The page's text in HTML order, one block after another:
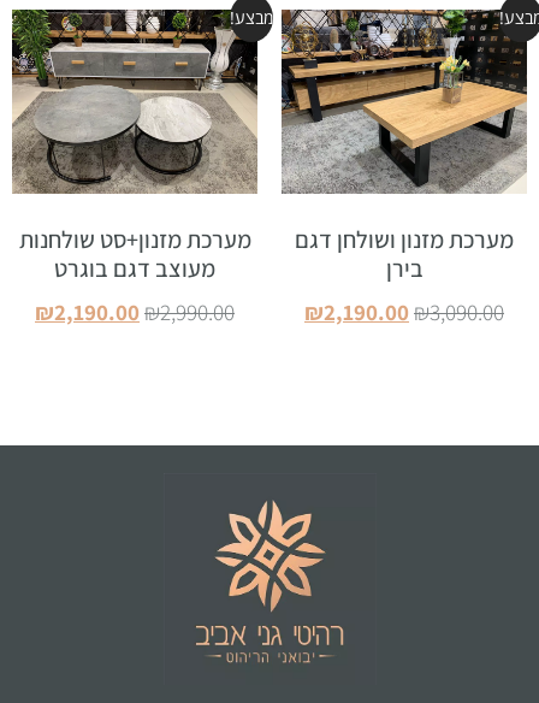
מערכת מזנון ושולחן דגם
בירן
₪3,090.00
₪2,190.00
מבצע!
מערכת מזנון+סט שולחנות
מעוצב דגם בוגרט
₪2,990.00
₪2,190.00